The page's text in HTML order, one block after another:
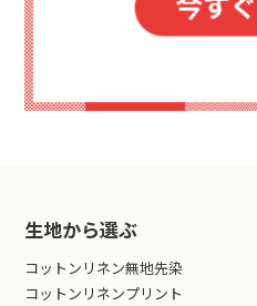
生地から選ぶ
コットンリネン無地先染
コットンリネンプリント